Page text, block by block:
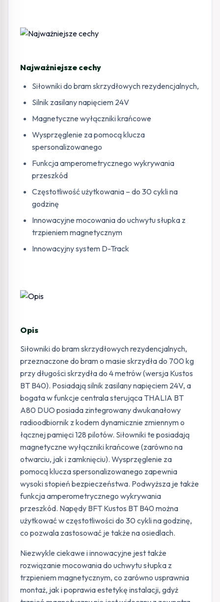
Najważniejsze cechy
Siłowniki do bram skrzydłowych rezydencjalnych,
Silnik zasilany napięciem 24V
Magnetyczne wyłączniki krańcowe
Wysprzęglenie za pomocą klucza
spersonalizowanego
Funkcja amperometrycznego wykrywania
przeszkód
Częstotliwość użytkowania – do 30 cykli na
godzinę
Innowacyjne mocowania do uchwytu słupka z
trzpieniem magnetycznym
Innowacyjny system D-Track
Opis
Siłowniki do bram skrzydłowych rezydencjalnych,
przeznaczone do bram o masie skrzydła do 700 kg
przy długości skrzydła do 4 metrów (wersja Kustos
BT B40). Posiadają silnik zasilany napięciem 24V, a
bogata w funkcje centrala sterująca THALIA BT
A80 DUO posiada zintegrowany dwukanałowy
radioodbiornik z kodem dynamicznie zmiennym o
łącznej pamięci 128 pilotów. Siłowniki te posiadają
magnetyczne wyłączniki krańcowe (zarówno na
otwarciu, jak i zamknięciu). Wysprzęglenie za
pomocą klucza spersonalizowanego zapewnia
wysoki stopień bezpieczeństwa. Podwyższa je także
funkcja amperometrycznego wykrywania
przeszkód. Napędy BFT Kustos BT B40 można
użytkować w częstotliwości do 30 cykli na godzinę,
co pozwala zastosować je także na osiedlach.
Niezwykle ciekawe i innowacyjne jest także
rozwiązanie mocowania do uchwytu słupka z
trzpieniem magnetycznym, co zarówno usprawnia
montaż, jak i poprawia estetykę instalacji, gdyż